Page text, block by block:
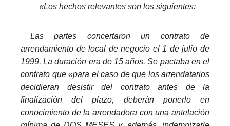
«Los hechos relevantes son los siguientes:
Las partes concertaron un contrato de
arrendamiento de local de negocio el 1 de julio de
1999. La duración era de 15 años. Se pactaba en el
contrato que «para el caso de que los arrendatarios
decidieran desistir del contrato antes de la
finalización del plazo, deberán ponerlo en
conocimiento de la arrendadora con una antelación